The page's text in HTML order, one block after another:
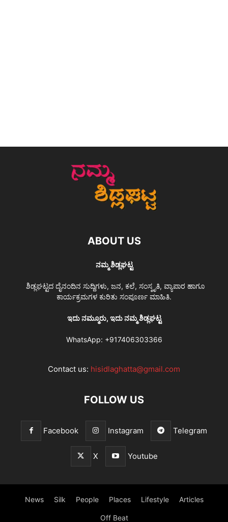
ABOUT US
ನಮ್ಮ ಶಿಡ್ಲಘಟ್ಟ
ಶಿಡ್ಲಘಟ್ಟದ ದೈನಂದಿನ ಸುದ್ದಿಗಳು, ಜನ, ಕಲೆ, ಸಂಸ್ಕೃತಿ, ವ್ಯಾಪಾರ ಹಾಗೂ
ಕಾರ್ಯಕ್ರಮಗಳ ಕುರಿತು ಸಂಪೂರ್ಣ ಮಾಹಿತಿ.
ಇದು ನಮ್ಮೂರು, ಇದು ನಮ್ಮ ಶಿಡ್ಲಘಟ್ಟ
WhatsApp: +917406303366
Contact us: hisidlaghatta@gmail.com
FOLLOW US
Facebook Instagram Telegram
X Youtube
News Silk People Places Lifestyle Articles
Off Beat